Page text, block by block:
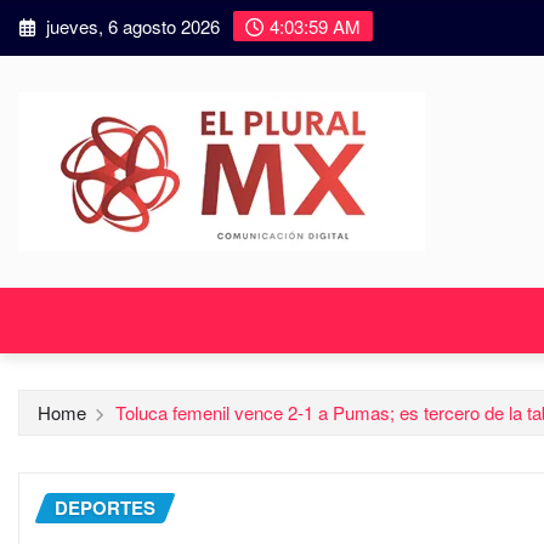
jueves, 6 agosto 2026 4:04:00 AM
Home Toluca femenil vence 2-1 a Pumas; es tercero de la
DEPORTES